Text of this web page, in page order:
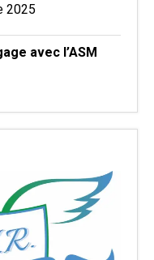
2025
avec l’ASM